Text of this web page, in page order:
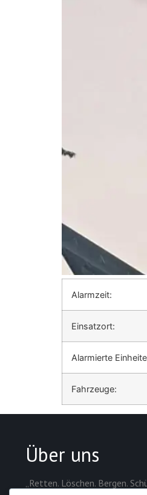
Alarmzeit:
Einsatzort:
Alarmierte
Fahrzeuge:
Über uns
„Retten. Löschen. Bergen.